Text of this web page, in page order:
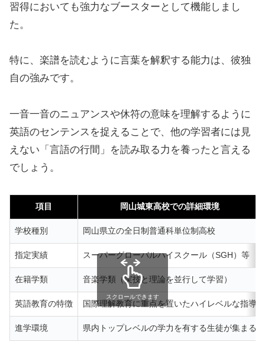
習得においても強力なブースターとして機能しまし
た。
特に、楽譜を読むように言葉を解釈する能力は、彼独
自の強みです。
一音一音のニュアンスや休符の意味を理解するように
英語のセンテンスを捉えることで、他の学習者には見
えない「言語の行間」を読み取る力を養ったと言える
でしょう。
項目 岡山城東高校での詳細環境
学校種別 岡山県立の全日制普通科単位制高校
指定実績 スーパーグローバルハイスクール（SGH）等
在籍学類 音楽学類（実技と理論を並行して学習）
英語教育の特徴 国際理解教育に重点を置いたハイレベルな指導
進学環境 県内トップレベルの学力を有する生徒が集まる
スクロールできます